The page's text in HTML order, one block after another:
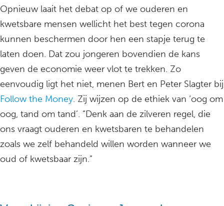
Opnieuw laait het debat op of we ouderen en
kwetsbare mensen wellicht het best tegen corona
kunnen beschermen door hen een stapje terug te
laten doen. Dat zou jongeren bovendien de kans
geven de economie weer vlot te trekken. Zo
eenvoudig ligt het niet, menen Bert en Peter Slagter bij
Follow the Money. Zij wijzen op de ethiek van ‘oog om
oog, tand om tand’. “Denk aan de zilveren regel, die
ons vraagt ouderen en kwetsbaren te behandelen
zoals we zelf behandeld willen worden wanneer we
oud of kwetsbaar zijn.”